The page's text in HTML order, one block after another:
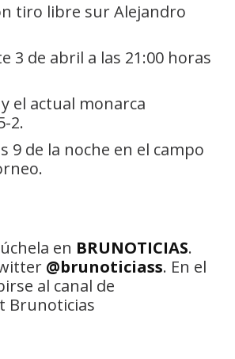
tiro libre sur Alejandro
3 de abril a las 21:00 horas
el actual monarca
2.
9 de la noche en el campo
en BRUNOTICIAS.
@brunoticiass. En el
al canal de
Brunoticias